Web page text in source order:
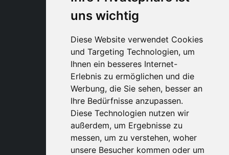
uns wichtig
Diese Website verwendet Cookies
und Targeting Technologien, um
Ihnen ein besseres Internet-
Erlebnis zu ermöglichen und die
Werbung, die Sie sehen, besser an
Ihre Bedürfnisse anzupassen.
Diese Technologien nutzen wir
außerdem, um Ergebnisse zu
messen, um zu verstehen, woher
unsere Besucher kommen oder um
STYLIA SERVICES
SHOP B2B
TAYLOR MADE ORDERS
DROPSHIPPING
BENUTZE
REGISTRIERE
EINLOGGE
EINKAUFSWAGE